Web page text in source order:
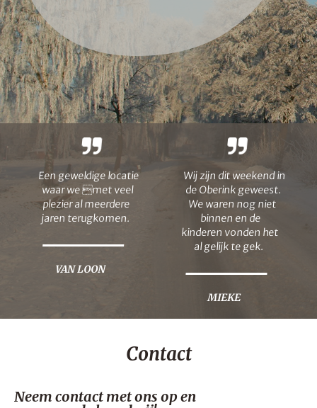
Een geweldige locatie
waar we met veel
plezier al meerdere
jaren terugkomen.
VAN LOON
Wij zijn dit weekend in
de Oberink geweest.
We waren nog niet
binnen en de
kinderen vonden het
al gelijk te gek.
MIEKE
Contact
Neem contact met ons op en